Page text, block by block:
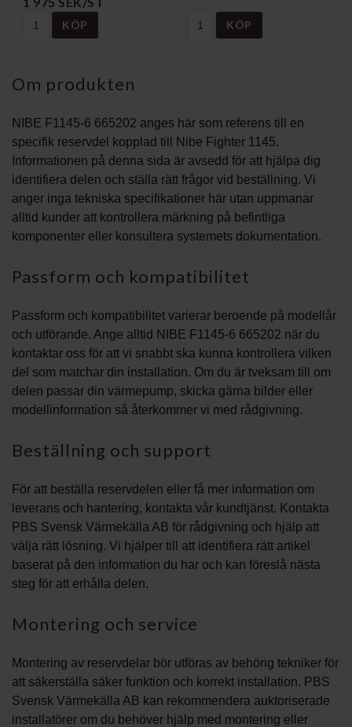
KÖP KÖP
Om produkten
NIBE F1145-6 665202 anges här som referens till en
specifik reservdel kopplad till Nibe Fighter 1145.
Informationen på denna sida är avsedd för att hjälpa dig
identifiera delen och ställa rätt frågor vid beställning. Vi
anger inga tekniska specifikationer här utan uppmanar
alltid kunder att kontrollera märkning på befintliga
komponenter eller konsultera systemets dokumentation.
Passform och kompatibilitet
Passform och kompatibilitet varierar beroende på modellår
och utförande. Ange alltid NIBE F1145-6 665202 när du
kontaktar oss för att vi snabbt ska kunna kontrollera vilken
del som matchar din installation. Om du är tveksam till om
delen passar din värmepump, skicka gärna bilder eller
modellinformation så återkommer vi med rådgivning.
Beställning och support
För att beställa reservdelen eller få mer information om
leverans och hantering, kontakta vår kundtjänst. Kontakta
PBS Svensk Värmekälla AB för rådgivning och hjälp att
välja rätt lösning. Vi hjälper till att identifiera rätt artikel
baserat på den information du har och kan föreslå nästa
steg för att erhålla delen.
Montering och service
Montering av reservdelar bör utföras av behörig tekniker för
att säkerställa säker funktion och korrekt installation. PBS
Svensk Värmekälla AB kan rekommendera auktoriserade
installatörer om du behöver hjälp med montering eller